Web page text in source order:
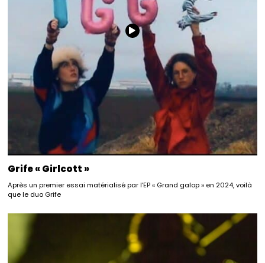
Grife « Girlcott »
Après un premier essai matérialisé par l’EP « Grand galop » en 2024, voilà
que le duo Grife